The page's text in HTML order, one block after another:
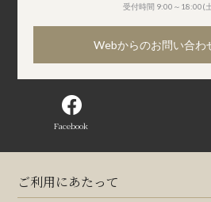
受付時間 9:00～18:00(
Webからのお問い合わ
Facebook
ご利用にあたって